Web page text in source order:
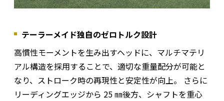
テーラーメイド独自のゼロトルク設計
高慣性モーメントを生み出すヘッドに、マルチマテリ
アル構造を採用することで、適切な重量配分が可能と
なり、ストローク時の再現性と安定性が向上。 さらに
リーディングエッジから 25 ㎜後方、シャフトを重心